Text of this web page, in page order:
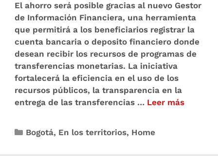
El ahorro será posible gracias al nuevo Gestor
de Información Financiera, una herramienta
que permitirá a los beneficiarios registrar la
cuenta bancaria o deposito financiero donde
desean recibir los recursos de programas de
transferencias monetarias. La iniciativa
fortalecerá la eficiencia en el uso de los
recursos públicos, la transparencia en la
entrega de las transferencias … Leer más
Bogotá, En los territorios, Home